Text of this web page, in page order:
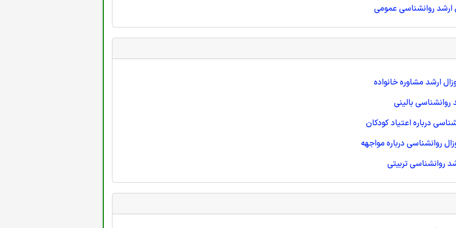
ارشد روانشناسی عمومی
ارشد مشاوره خانواده
روانشناسی بالینی
درباره اعتیاد کودکان
روانشناسی درباره مواجهه
روانشناسی تربیتی